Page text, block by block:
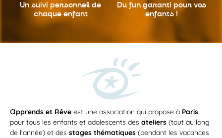
Un suivi personnel de
chaque enfant
Du fun garanti pour vos
enfants !
apprends et Rêve est une association qui propose à Paris,
pour tous les enfants et adolescents des ateliers (tout au long
de l'année) et des stages thématiques (pendant les vacances